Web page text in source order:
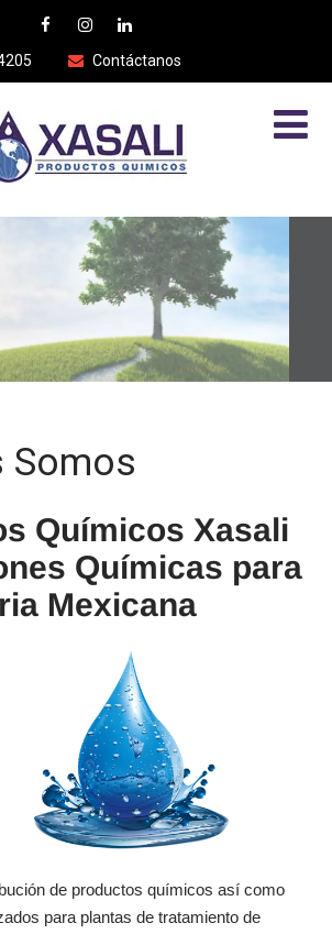
Contáctanos
Somos
Químicos Xasali
Químicas para
Mexicana
de productos químicos así como
para plantas de tratamiento de